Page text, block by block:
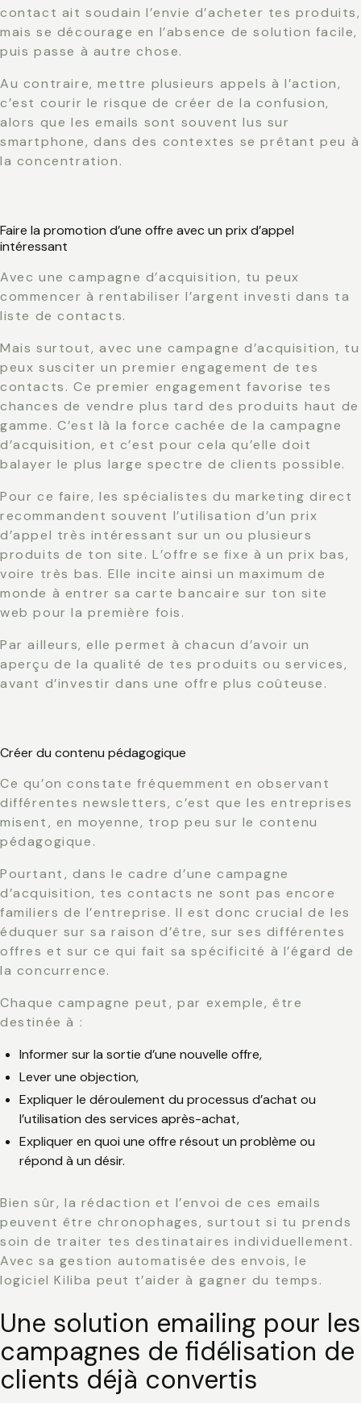
contact ait soudain l’envie d’acheter tes produits,
mais se décourage en l’absence de solution facile,
puis passe à autre chose.
Au contraire, mettre plusieurs appels à l’action,
c’est courir le risque de créer de la confusion,
alors que les emails sont souvent lus sur
smartphone, dans des contextes se prêtant peu à
la concentration.
Faire la promotion d’une offre avec un prix d’appel
intéressant
Avec une campagne d’acquisition, tu peux
commencer à rentabiliser l’argent investi dans ta
liste de contacts.
Mais surtout, avec une campagne d’acquisition, tu
peux susciter un premier engagement de tes
contacts. Ce premier engagement favorise tes
chances de vendre plus tard des produits haut de
gamme. C’est là la force cachée de la campagne
d’acquisition, et c’est pour cela qu’elle doit
balayer le plus large spectre de clients possible.
Pour ce faire, les spécialistes du marketing direct
recommandent souvent l’utilisation d’un prix
d’appel très intéressant sur un ou plusieurs
produits de ton site. L’offre se fixe à un prix bas,
voire très bas. Elle incite ainsi un maximum de
monde à entrer sa carte bancaire sur ton site
web pour la première fois.
Par ailleurs, elle permet à chacun d’avoir un
aperçu de la qualité de tes produits ou services,
avant d’investir dans une offre plus coûteuse.
Créer du contenu pédagogique
Ce qu’on constate fréquemment en observant
différentes newsletters, c’est que les entreprises
misent, en moyenne, trop peu sur le contenu
pédagogique.
Pourtant, dans le cadre d’une campagne
d’acquisition, tes contacts ne sont pas encore
familiers de l’entreprise. Il est donc crucial de les
éduquer sur sa raison d’être, sur ses différentes
offres et sur ce qui fait sa spécificité à l’égard de
la concurrence.
Chaque campagne peut, par exemple, être
destinée à :
Informer sur la sortie d’une nouvelle offre,
Lever une objection,
Expliquer le déroulement du processus d’achat ou
l’utilisation des services après-achat,
Expliquer en quoi une offre résout un problème ou
répond à un désir.
Bien sûr, la rédaction et l’envoi de ces emails
peuvent être chronophages, surtout si tu prends
soin de traiter tes destinataires individuellement.
Avec sa gestion automatisée des envois, le
logiciel Kiliba peut t’aider à gagner du temps.
Une solution emailing pour les
campagnes de fidélisation de
clients déjà convertis